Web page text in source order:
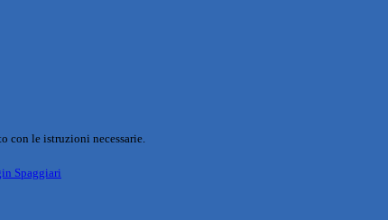
con le istruzioni necessarie.
Spaggiari